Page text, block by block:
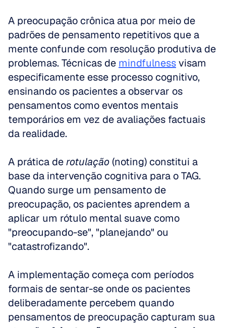
A preocupação crônica atua por meio de
padrões de pensamento repetitivos que a
mente confunde com resolução produtiva de
problemas. Técnicas de mindfulness visam
especificamente esse processo cognitivo,
ensinando os pacientes a observar os
pensamentos como eventos mentais
temporários em vez de avaliações factuais
da realidade.
A prática de rotulação (noting) constitui a
base da intervenção cognitiva para o TAG.
Quando surge um pensamento de
preocupação, os pacientes aprendem a
aplicar um rótulo mental suave como
"preocupando-se", "planejando" ou
"catastrofizando".
A implementação começa com períodos
formais de sentar-se onde os pacientes
deliberadamente percebem quando
pensamentos de preocupação capturam sua